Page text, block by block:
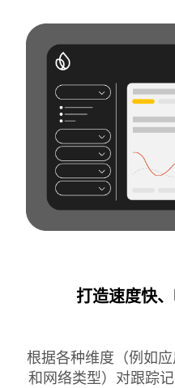
打造速度快
根据各种维度（例如
和网络类型）对跟踪